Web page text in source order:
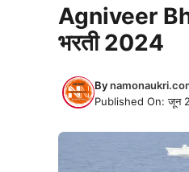
Agniveer
भरती 2024
By
Published On: जून